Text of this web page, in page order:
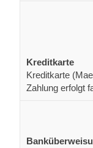
Kreditkarte
Kreditkarte
Zahlung erfolgt